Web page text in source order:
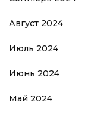
Август 2024
Июль 2024
Июнь 2024
Май 2024